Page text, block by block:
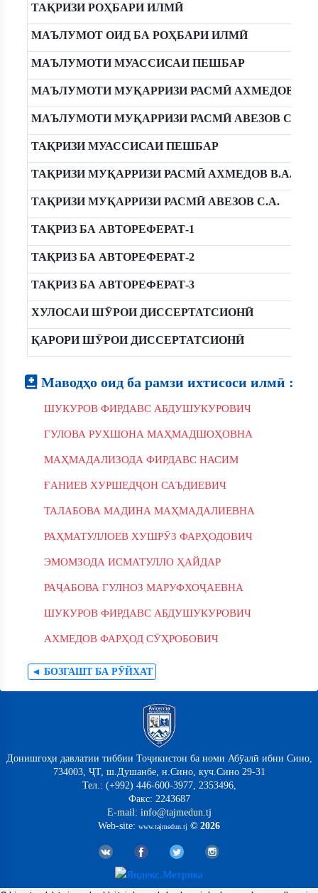
ТАҚРИЗИ РОҲБАРИ ИЛМӢ
МАЪЛУМОТ ОИД БА РОҲБАРИ ИЛМӢ
МАЪЛУМОТИ МУАССИСАИ ПЕШБАР
МАЪЛУМОТИ МУҚАРРИЗИ РАСМӢ АХМЕДОВ В.А.
МАЪЛУМОТИ МУҚАРРИЗИ РАСМӢ АВЕЗОВ С.А.
ТАҚРИЗИ МУАССИСАИ ПЕШБАР
ТАҚРИЗИ МУҚАРРИЗИ РАСМӢ АХМЕДОВ В.А.
ТАҚРИЗИ МУҚАРРИЗИ РАСМӢ АВЕЗОВ С.А.
ТАҚРИЗ БА АВТОРЕФЕРАТ-1
ТАҚРИЗ БА АВТОРЕФЕРАТ-2
ТАҚРИЗ БА АВТОРЕФЕРАТ-3
ХУЛОСАИ ШӮРОИ ДИССЕРТАТСИОНӢ
ҚАРОРИ ШӮРОИ ДИССЕРТАТСИОНӢ
Маводҳо оид ба рамзи ихтисоси илмӣ :
ШУКУРОВ ФИРДАВС АБДУШУКУРОВИЧ
ГУЛОВА РУХШОНА МАҲМАДШОҲОВНА
МАҲМАДАЛИЗОДА ФИРДАВС НАСИМ
ҒАНИЕВ ХУРШЕДҶОН САЪДИЕВИЧ
ТАЛАБОВА МАДИНА МАҲМАДАЛИЕВНА
РАҲМАТУЛЛОЕВ ХУШРӮЗ ФАРҲОДОВИЧ
ЭМОМЗОДА ИСМАТУЛЛО ҲАЙДАР
РАҶАБОВА ГУЛНОЗ МАРУФХОҶАЕВНА
ШУКУРОВ ФИРДАВС АБДУШУКУРОВИЧ
АХМЕДОВ ФАРҲОД СӮҲРОБОВИЧ
◄ БОЗГАШТ БА РӮЙХАТ
Донишгоҳи давлатии тиббии Тоҷикистон ба номи Абӯалӣ ибни Сино,
734003, ҶТ, ш.Душанбе, н.Сино, куч.Сино 29-31
Тел.: (+992) 446-600-3977, 2353496,
Факс: 2243687
E-mail: info@tajmedun.tj
Web-site: www.tajmedun.tj © 2026